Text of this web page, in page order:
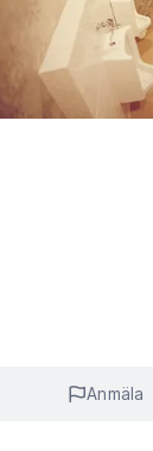
Anmäla